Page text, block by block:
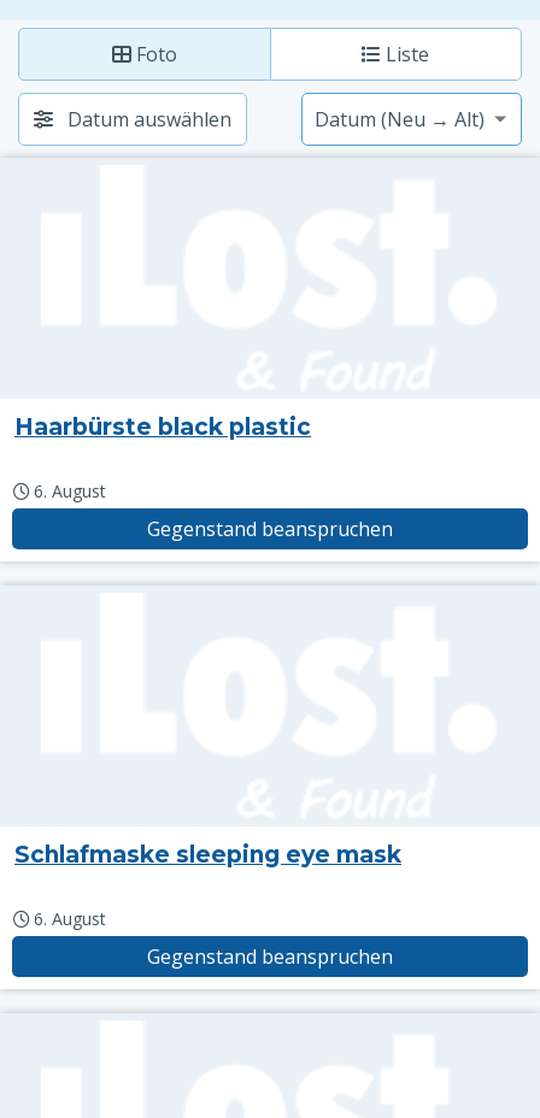
Foto Liste
Datum auswählen
Haarbürste black plastic
6. August
Gegenstand beanspruchen
Schlafmaske sleeping eye mask
6. August
Gegenstand beanspruchen